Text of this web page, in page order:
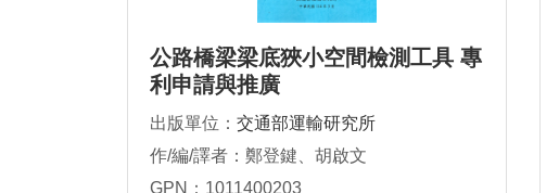
公路橋梁梁底狹小空間檢測工具 專
利申請與推廣
出版單位： 交通部運輸研究所
作/編/譯者：鄭登鍵、胡啟文
GPN：1011400203